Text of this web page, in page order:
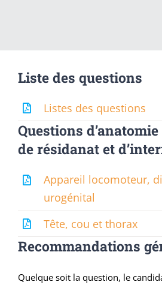
Liste des questions
Listes des questions
Questions
de résidanat et
Appareil locomoteur,
urogénital
Tête, cou et thorax
Recommandations
Quelque soit la question, le